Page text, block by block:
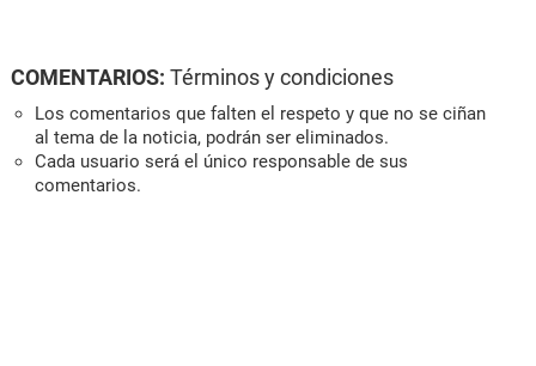
COMENTARIOS: Términos y condiciones
Los comentarios que falten el respeto y que no se ciñan
al tema de la noticia, podrán ser eliminados.
Cada usuario será el único responsable de sus
comentarios.